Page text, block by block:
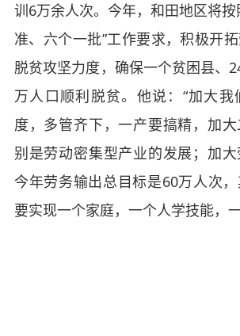
训6万余人次。今年，和田地区将按
准、六个一批”工作要求，积极开
脱贫攻坚力度，确保一个贫困县、
万人口顺利脱贫。他说：“加大我
度，多管齐下，一产要搞精，加
别是劳动密集型产业的发展；加大
今年劳务输出总目标是60万人次
要实现一个家庭，一个人学技能，